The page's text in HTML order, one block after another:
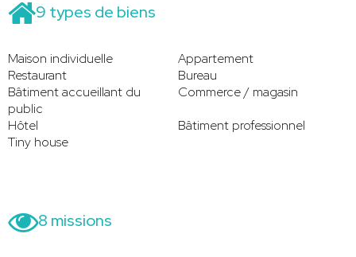
9 types de biens
Maison individuelle
Appartement
Restaurant
Bureau
Bâtiment accueillant du
public
Commerce / magasin
Hôtel
Bâtiment professionnel
Tiny house
8 missions